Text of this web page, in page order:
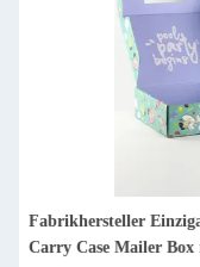
Personalisierter
Postpapier Luxus